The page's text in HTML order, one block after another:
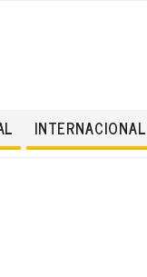
INTERNACIONAL